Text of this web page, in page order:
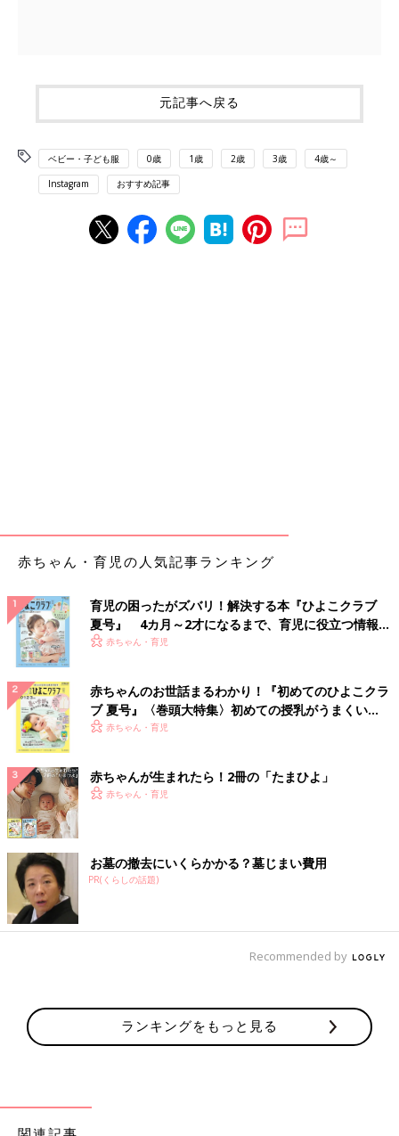
元記事へ戻る
ベビー・子ども服 0歳 1歳 2歳 3歳 4歳～
Instagram おすすめ記事
赤ちゃん・育児の人気記事ランキング
育児の困ったがズバリ！解決する本『ひよこクラブ
夏号』 4カ月～2才になるまで、育児に役立つ情報が
いっぱい！
赤ちゃん・育児
赤ちゃんのお世話まるわかり！『初めてのひよこクラ
ブ 夏号』〈巻頭大特集〉初めての授乳がうまくい
く！ おっぱい・ミルクの基本と夏のトラブル 解決テ
赤ちゃん・育児
赤ちゃんが生まれたら！2冊の「たまひよ」
赤ちゃん・育児
お墓の撤去にいくらかかる？墓じまい費用
PR(くらしの話題)
Recommended by
ランキングをもっと見る